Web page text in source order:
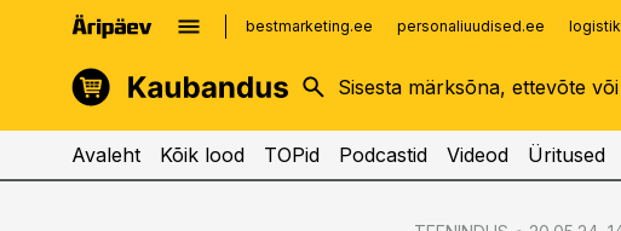
bestmarketing.ee personaliuudised.ee
kinnisvarauudised.ee
logistikauudised.ee
imelineajalugu.ee
Avaleht Kõik lood TOPid Podcastid Videod Üritused